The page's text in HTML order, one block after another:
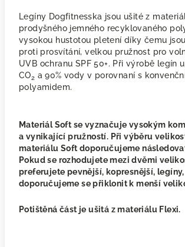
Legíny Dogfitnesska jsou ušité z
prodyšného jemného recyklovaného
vysokou hustotou pletení díky čemu
proti prosvítání, velkou pružnost pro
UVB ochranu SPF 50+. Při výrobě legín
CO2 a 90% vody v porovnaní s
polyamidem.
Materiál Soft se vyznačuje vysokým
a vynikající pružností. Při výběru
materiálu Soft doporučujeme
Pokud se rozhodujete mezi dvěmi
preferujete pevnější, kopresnější, legíny,
doporučujeme se přiklonit k menší
Potištěná část je ušitá z materiálu Flexi.